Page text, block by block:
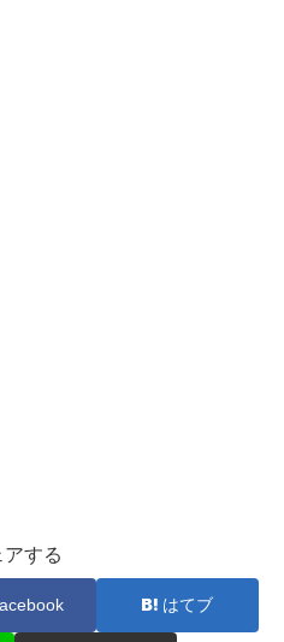
アする
はてブ